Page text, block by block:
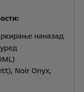
наназад
Noir Onyx,